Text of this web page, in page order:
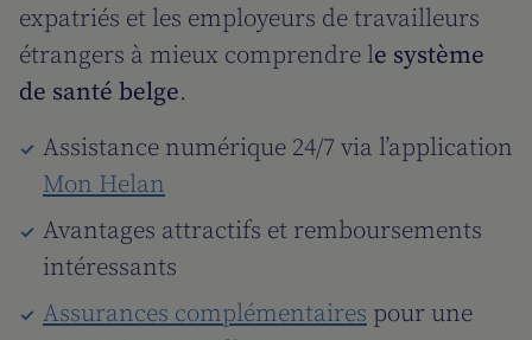
expatriés et les employeurs de travailleurs
étrangers à mieux comprendre le système
de santé belge.
Assistance numérique 24/7 via l’application
Mon Helan
Avantages attractifs et remboursements
intéressants
Assurances complémentaires pour une